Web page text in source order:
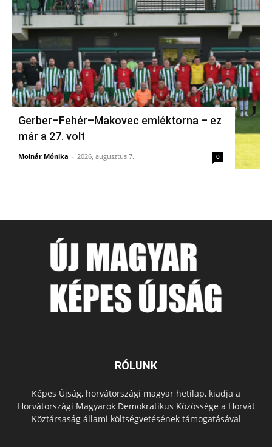
Gerber–Fehér–Makovec emléktorna – ez
már a 27. volt
Molnár Mónika - 2026, augusztus 7. 0
RÓLUNK
Képes Újság, horvátországi magyar hetilap, kiadja a
Horvátországi Magyarok Demokratikus Közössége a Horvát
Köztársaság állami költségvetésének támogatásával